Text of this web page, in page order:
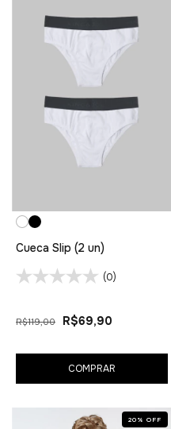
Cueca Slip (2 un)
(0)
R$119,00 R$69,90
COMPRAR
20 % OFF